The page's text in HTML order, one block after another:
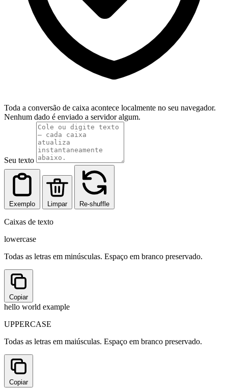
Toda a conversão de caixa acontece localmente no seu navegador.
Nenhum dado é enviado a servidor algum.
Seu texto
Exemplo Limpar Re-shuffle
Caixas de texto
lowercase
Todas as letras em minúsculas. Espaço em branco preservado.
Copiar
hello world example
UPPERCASE
Todas as letras em maiúsculas. Espaço em branco preservado.
Copiar